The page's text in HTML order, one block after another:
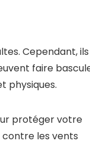
Cependant, ils
faire
physiques.
protéger votre
les vents